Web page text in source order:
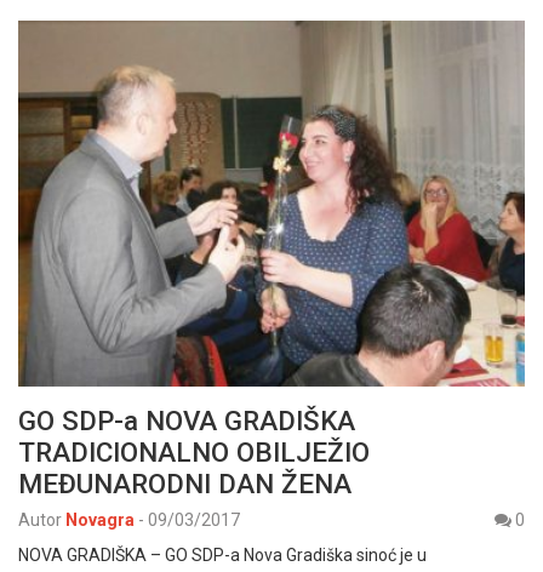
GO SDP-a NOVA GRADIŠKA
TRADICIONALNO OBILJEŽIO
MEĐUNARODNI DAN ŽENA
Autor Novagra - 09/03/2017
0
NOVA GRADIŠKA – GO SDP-a Nova Gradiška sinoć je u